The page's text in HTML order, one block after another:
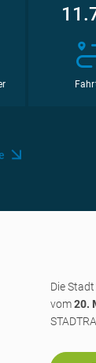
Die
vom20.